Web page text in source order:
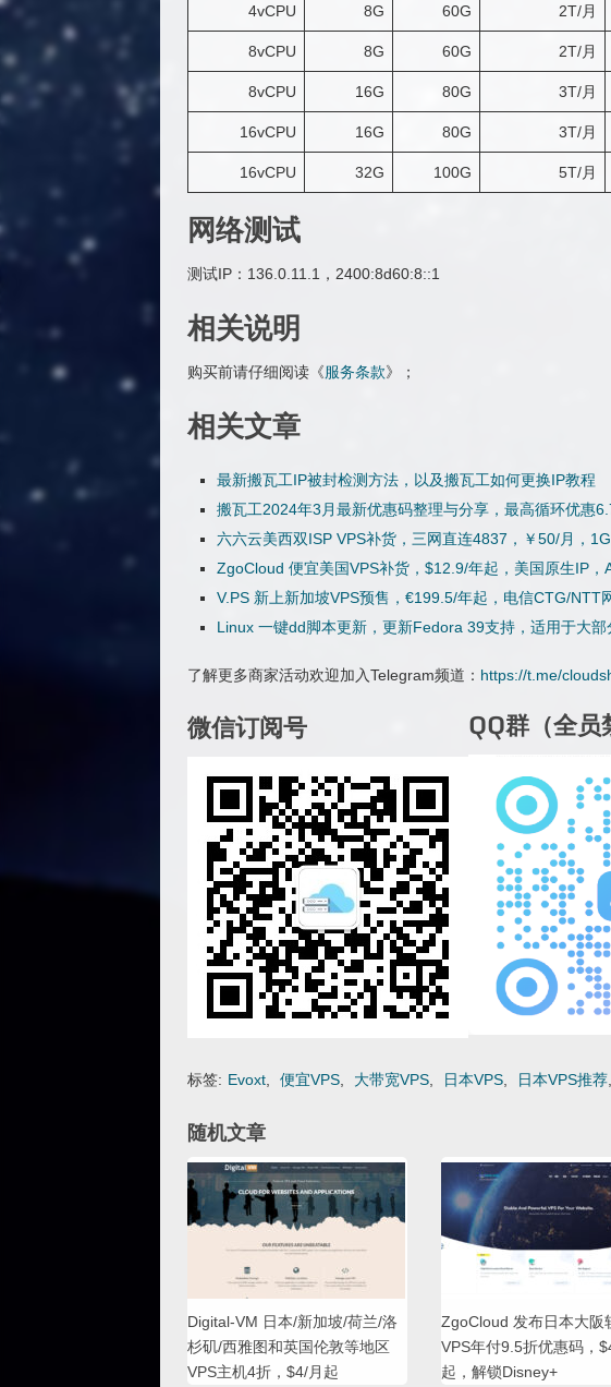
4vCPU 8G 60G 2T/月
8vCPU 8G 60G 2T/月
8vCPU 16G 80G 3T/月
16vCPU 16G 80G 3T/月
16vCPU 32G 100G 5T/月
网络测试
测试IP：136.0.11.1，2400:8d60:8::1
相关说明
购买前请仔细阅读《服务条款》；
相关文章
最新搬瓦工IP被封检测方法，以及搬瓦工如何更换IP教程
搬瓦工2024年3月最新优惠码整理与分享，最高循环优惠
六六云美西双ISP VPS补货，三网直连4837，￥50/月，
ZgoCloud 便宜美国VPS补货，$12.9/年起，美国原生IP
V.PS 新上新加坡VPS预售，€199.5/年起，电信CTG/NTT
Linux 一键dd脚本更新，更新Fedora 39支持，适用于大
了解更多商家活动欢迎加入Telegram频道： https://t.me/cloud
微信订阅号 QQ群（全员
标签: Evoxt 便宜VPS 大带宽VPS 日本VPS 日本VPS推荐
随机文章
Digital-VM 日本/新加坡/荷兰/洛
杉矶/西雅图和英国伦敦等地区
VPS主机4折，$4/月起
ZgoCloud 发布日本大阪
VPS年付9.5折优惠码，
起，解锁Disney+